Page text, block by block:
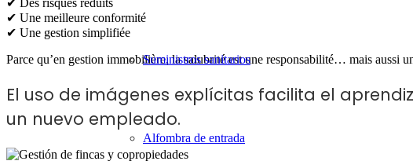
Suministros sanitarios
Alfombra de entrada
✔ Une meilleure conformité
✔ Une gestion simplifiée
Parce qu’en gestion immobilière, la salubrité est une responsabilité… mais aussi
El uso de imágenes explícitas facilita el
un nuevo empleado.